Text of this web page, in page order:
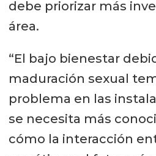
debe priorizar más
área.
“El bajo bienestar
maduración sexual
problema en las
se necesita más
cómo la interacción